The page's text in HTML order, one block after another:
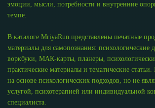
эмоции, мысли, потребности и внутренние
темпе.
В каталоге MriyaRun представлены печатные
материалы для самопознания: психологические
воркбуки, МАК-карты, планеры,
практические материалы и тематические
на основе психологических подходов, но не
услугой, психотерапией или индивидуальной
специалиста.